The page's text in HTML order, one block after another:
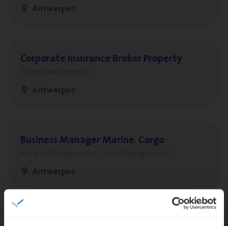
Antwerpen
Cor­po­ra­te Insu­ran­ce Bro­ker Property
Antwerpen
Busi­ness Mana­ger Mari­ne Cargo
Antwerpen